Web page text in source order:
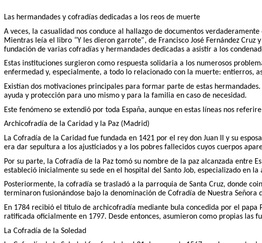
Las hermandades y cofradías dedicadas a los reos de muerte
A veces, la casualidad nos conduce al hallazgo de documentos
Mientras leía el libro “Y les dieron garrote”, de Francisco José Fernández
fundación de varias cofradías y hermandades dedicadas a asistir a los
Estas instituciones surgieron como respuesta solidaria a los numerosos
enfermedad y, especialmente, a todo lo relacionado con la muerte: entierros,
Existían dos motivaciones principales para formar parte de estas
ayuda y protección para uno mismo y para la familia en caso de necesidad.
Este fenómeno se extendió por toda España, aunque en estas líneas nos
Archicofradía de la Caridad y la Paz (Madrid)
La Cofradía de la Caridad fue fundada en 1421 por el rey don Juan II y su
era dar sepultura a los ajusticiados y a los pobres fallecidos cuyos cuerpos
Por su parte, la Cofradía de la Paz tomó su nombre de la paz alcanzada entre
estableció inicialmente su sede en el hospital del Santo Job, especializado en
Posteriormente, la cofradía se trasladó a la parroquia de Santa Cruz, donde
terminaron fusionándose bajo la denominación de Cofradía de Nuestra Señora
En 1784 recibió el título de archicofradía mediante bula concedida por el papa
ratificada oficialmente en 1797. Desde entonces, asumieron como propias las
La Cofradía de la Soledad